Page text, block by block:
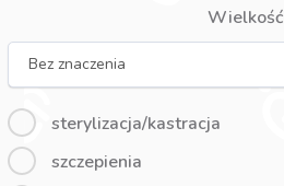
Wielkość
Bez znaczenia
sterylizacja/kastracja
szczepienia